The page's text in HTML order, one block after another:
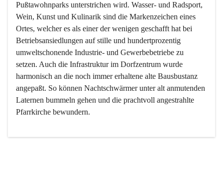
Pußtawohnparks unterstrichen wird. Wasser- und Radsport,
Wein, Kunst und Kulinarik sind die Markenzeichen eines
Ortes, welcher es als einer der wenigen geschafft hat bei
Betriebsansiedlungen auf stille und hundertprozentig
umweltschonende Industrie- und Gewerbebetriebe zu
setzen. Auch die Infrastruktur im Dorfzentrum wurde
harmonisch an die noch immer erhaltene alte Bausbustanz
angepaßt. So können Nachtschwärmer unter alt anmutenden
Laternen bummeln gehen und die prachtvoll angestrahlte
Pfarrkirche bewundern.
Der Weinbau dominert heute nicht mehr, ist aber integrativer